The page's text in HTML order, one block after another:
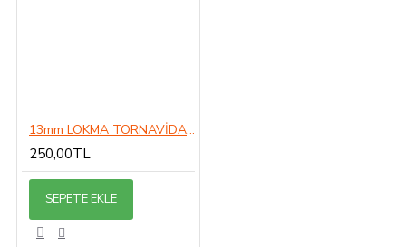
13mm LOKMA TORNAVİDA 13MM
250,00TL
SEPETE EKLE